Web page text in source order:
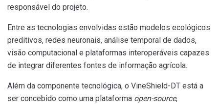
responsável do projeto.
Entre as tecnologias envolvidas estão modelos ecológicos
preditivos, redes neuronais, análise temporal de dados,
visão computacional e plataformas interoperáveis capazes
de integrar diferentes fontes de informação agrícola.
Além da componente tecnológica, o VineShield-DT está a
ser concebido como uma plataforma open-source,